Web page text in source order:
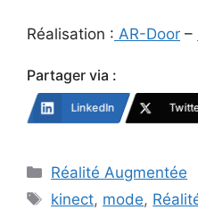
Réalisation : AR-Door –
Partager via :
LinkedIn
Catégories
Réalité Augmentée
Étiquettes
kinect, mode,